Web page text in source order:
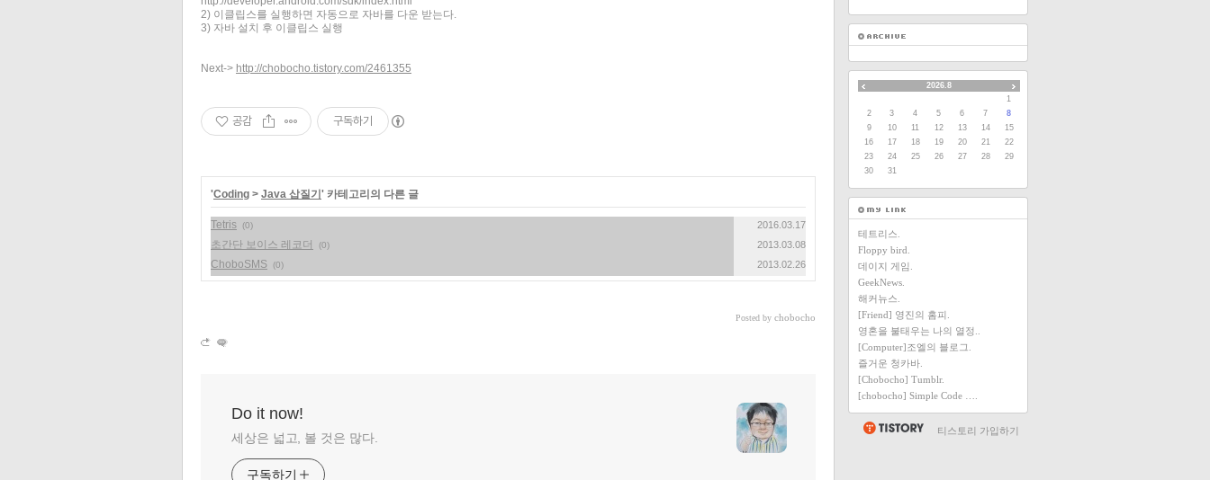
2) 이클립스를 실행하면 자동으로 자바를 다운 받는다.
3) 자바 설치 후 이클립스 실행
Next-> http://chobocho.tistory.com/2461355
공감 구독하기
'Coding > Java 삽질기 ' 카테고리의 다른 글
Tetris (0) 2016.03.17
초간단 보이스 레코더 (0) 2013.03.08
ChoboSMS (0) 2013.02.26
Posted by chobocho
Do it now!
세상은 넓고, 볼 것은 많다.
구독하기
2026.8
1
2
3 4 5 6 7
8
9
10 11 12 13 14
15
16
17 18 19 20 21
22
23
24 25 26 27 28
29
30
31
테트리스.
Floppy bird.
데이지 게임.
GeekNews.
해커뉴스.
[Friend] 영진의 홈피.
영혼을 불태우는 나의 열정..
[Computer]조엘의 블로그.
즐거운 청카바.
[Chobocho] Tumblr.
[chobocho] Simple Code ….
티스토리 가입하기